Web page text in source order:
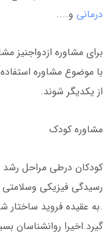
درمانی و....
برای مشاوره ازدواجنیز
با موضوع مشاوره
از یکدیگر شوند.
مشاوره کودک
کودکان درطی مراحل رشد
رسیدگی فیزیکی وسلامتی
گیرد.اخیرا روانشناسان